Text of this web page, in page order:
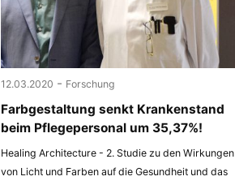
12.03.2020 - Forschung
Farbgestaltung senkt Krankenstand
beim Pflegepersonal um 35,37%!
Healing Architecture - 2. Studie zu den Wirkungen
von Licht und Farben auf die Gesundheit und das